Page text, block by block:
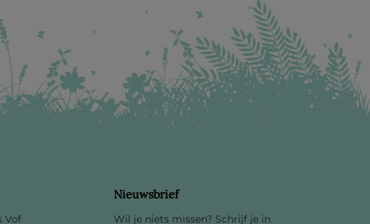
Vof
Nieuwsbrief
Wil je niets missen? Schrijf je in